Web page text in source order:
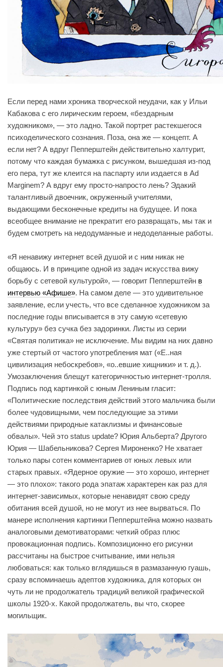
Если перед нами хроника творческой неудачи, как у Ильи
Кабакова с его лирическим героем, «бездарным
художником», — это ладно. Такой портрет растекшегося
психоделического сознания. Поза, она же — концепт. А
если нет? А вдруг Пепперштейн действительно халтурит,
потому что каждая бумажка с рисунком, вышедшая из-под
его пера, тут же клеится на паспарту или издается в Ad
Marginem? А вдруг ему просто-напросто лень? Эдакий
талантливый двоечник, окруженный учителями,
выдающими бесконечные кредиты на будущее. И пока
всеобщее внимание не прекратит его развращать, мы так и
будем смотреть на недодуманные и недоделанные работы.
«Я ненавижу интернет всей душой и с ним никак не
общаюсь. И в принципе одной из задач искусства вижу
борьбу с сетевой культурой», — говорит Пепперштейн в
интервью «Афише». На самом деле — это удивительное
заявление, если учесть, что все сделанное художником за
последние годы вписывается в эту самую «сетевую
культуру» без сучка без задоринки. Листы из серии
«Святая политика» не исключение. Мы видим на них давно
уже стертый от частого употребления мат («Е..ная
цивилизация небоскребов», «о..евшие хищники» и т. д.).
Умозаключения блещут категоричностью интернет-тролля.
Подпись под картинкой с юным Лениным гласит:
«Политические последствия действий этого мальчика были
более чудовищными, чем последующие за этими
действиями природные катаклизмы и финансовые
обвалы». Чей это status update? Юрия Альберта? Другого
Юрия — Шабельникова? Сергея Мироненко? Не хватает
только пары сотен комментариев от юных левых или
старых правых. «Ядерное оружие — это хорошо, интернет
— это плохо»: такого рода эпатаж характерен как раз для
интернет-зависимых, которые ненавидят свою среду
обитания всей душой, но не могут из нее вырваться. По
манере исполнения картинки Пепперштейна можно назвать
аналоговыми демотиваторами: четкий образ плюс
провокационная подпись. Композиционно его рисунки
рассчитаны на быстрое считывание, ими нельзя
любоваться: как только вглядишься в размазанную гуашь,
сразу вспоминаешь адептов художника, для которых он
чуть ли не продолжатель традиций великой графической
школы 1920-х. Какой продолжатель, вы что, скорее
могильщик.